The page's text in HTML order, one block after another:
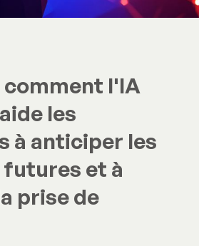
comment l'IA
les
à anticiper les
et à
prise de